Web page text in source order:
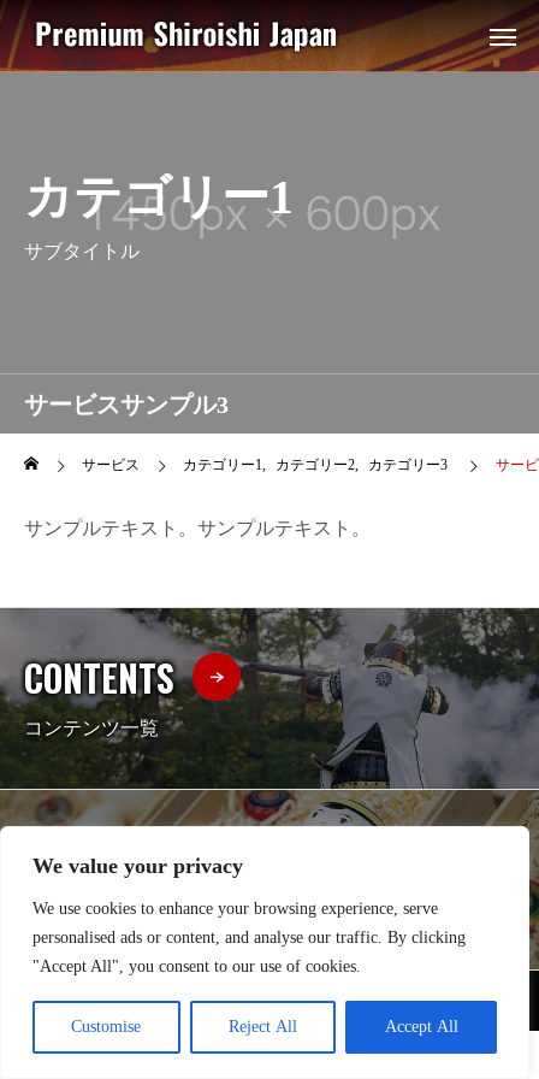
We value your privacy
We use cookies to enhance your browsing experience, serve
personalised ads or content, and analyse our traffic. By clicking
"Accept All", you consent to our use of cookies.
Customise Reject All Accept All
サービスサンプル3
カテゴリー1
サブタイトル
サービス カテゴリー1 カテゴリー2 カテゴリー3 サー
サンプルテキスト。サンプルテキスト。
CONTENTS
コンテンツ一覧
CONTACT
お問い合わせ
Copyright © 2025 Premium Shiroishi Japan Project. All rights reserved.